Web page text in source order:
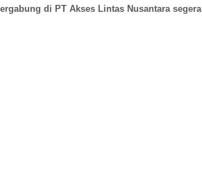
di PT Akses Lintas Nusantara segera